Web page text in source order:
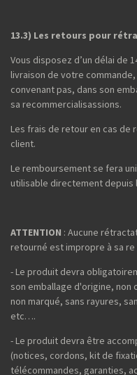
13.3) Les retours pour
Vous disposez d’un délai de
livraison de votre
convenant pas, dans son
sa recommercialisassions.
Les frais de retour en cas de
client.
Le remboursement se fera
utilisable directement depuis
ATTENTION : Aucune
retourné est impropre à sa
- Le produit devra
son emballage d'origine, non
non marqué, sans rayures,
etc….
- Le produit devra être
(notices, cordons, kit de
télécommandes, garanties,